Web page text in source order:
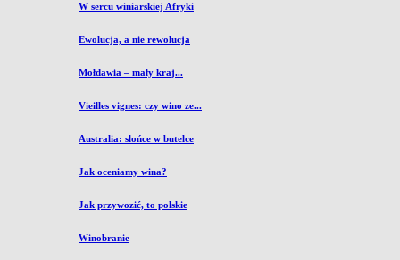
W sercu winiarskiej Afryki
Ewolucja, a nie rewolucja
Mołdawia – mały kraj...
Vieilles vignes: czy wino ze...
Australia: słońce w butelce
Jak oceniamy wina?
Jak przywozić, to polskie
Winobranie